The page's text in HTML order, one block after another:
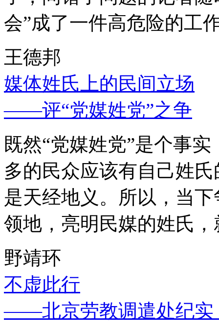
会”成了一件高危险的工
王德邦
媒体姓氏上的民间立场
——评“党媒姓党”之争
既然“党媒姓党”是个事
多的民众应该有自己姓
是天经地义。所以，当
领地，亮明民媒的姓氏
野靖环
不虚此行
——北京劳教调遣处纪实